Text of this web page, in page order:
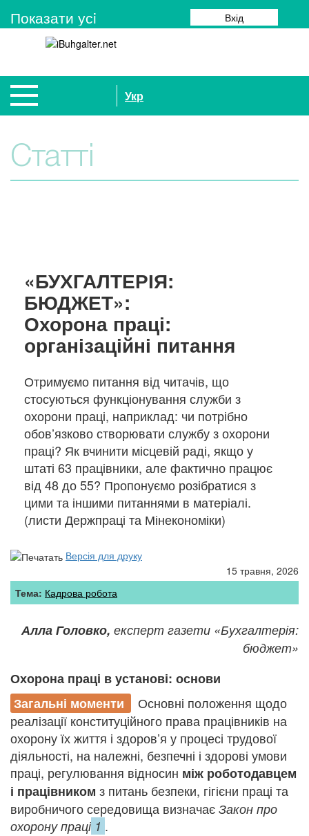
Показати усi Вхід
Укр
Статті
«БУХГАЛТЕРІЯ:
БЮДЖЕТ»:
Охорона праці:
організаційні питання
Отримуємо питання від читачів, що
стосуються функціонування служби з
охорони праці, наприклад: чи потрібно
обов’язково створювати службу з охорони
праці? Як вчинити місцевій раді, якщо у
штаті 63 працівники, але фактично працює
від 48 до 55? Пропонуємо розібратися з
цими та іншими питаннями в матеріалі.
(листи Держпраці та Мінекономіки)
Версія для друку
15 травня, 2026
Тема: Кадрова робота
Алла Головко, експерт газети «Бухгалтерія:
бюджет»
Охорона праці в установі: основи
Загальні моменти
Основні положення щодо
реалізації конституційного права працівників на
охорону їх життя і здоров’я у процесі трудової
діяльності, на належні, безпечні і здорові умови
праці, регулювання відносин між роботодавцем
і працівником з питань безпеки, гігієни праці та
виробничого середовища визначає Закон про
охорону праці 1 .